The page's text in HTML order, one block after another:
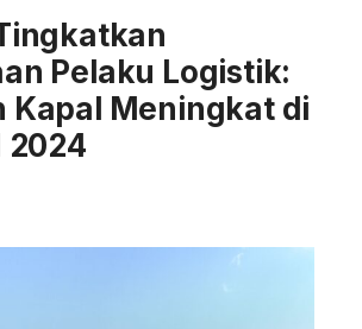
Pelaku Logistik:
Kapal Meningkat di
2024